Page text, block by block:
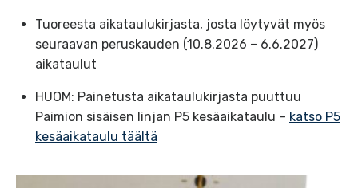
Tuoreesta aikataulukirjasta, josta löytyvät myös
seuraavan peruskauden (10.8.2026 – 6.6.2027)
aikataulut
HUOM: Painetusta aikataulukirjasta puuttuu
Paimion sisäisen linjan P5 kesäaikataulu – katso P5
kesäaikataulu täältä